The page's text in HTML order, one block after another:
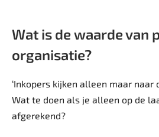
Wat is de waarde van
organisatie?
‘Inkopers kijken alleen maar naar
Wat te doen als je alleen op de
afgerekend?